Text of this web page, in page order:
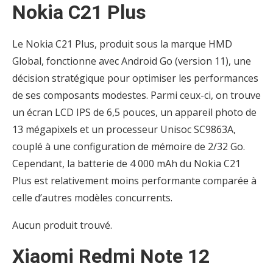
Nokia C21 Plus
Le Nokia C21 Plus, produit sous la marque HMD
Global, fonctionne avec Android Go (version 11), une
décision stratégique pour optimiser les performances
de ses composants modestes. Parmi ceux-ci, on trouve
un écran LCD IPS de 6,5 pouces, un appareil photo de
13 mégapixels et un processeur Unisoc SC9863A,
couplé à une configuration de mémoire de 2/32 Go.
Cependant, la batterie de 4 000 mAh du Nokia C21
Plus est relativement moins performante comparée à
celle d’autres modèles concurrents.
Aucun produit trouvé.
Xiaomi Redmi Note 12